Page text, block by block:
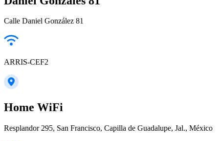
Calle Daniel González 81
ARRIS-CEF2
Home WiFi
Resplandor 295, San Francisco, Capilla de Guadalupe, Jal., México